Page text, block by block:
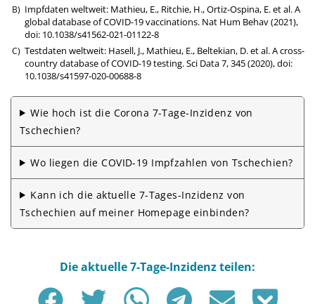
Impfdaten weltweit: Mathieu, E., Ritchie, H., Ortiz-Ospina, E. et al. A
global database of COVID-19 vaccinations. Nat Hum Behav (2021),
doi: 10.1038/s41562-021-01122-8
Testdaten weltweit: Hasell, J., Mathieu, E., Beltekian, D. et al. A cross-
country database of COVID-19 testing. Sci Data 7, 345 (2020),doi:
10.1038/s41597-020-00688-8
Wie hoch ist die Corona 7-Tage-Inzidenz von
Tschechien?
Wo liegen die COVID-19 Impfzahlen von Tschechien?
Kann ich die aktuelle 7-Tages-Inzidenz von
Tschechien auf meiner Homepage einbinden?